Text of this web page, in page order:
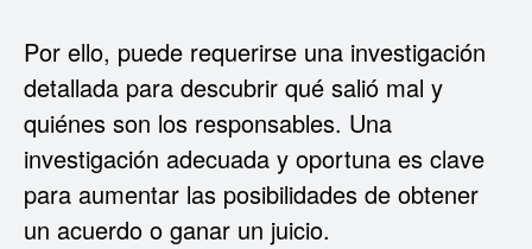
Por ello, puede requerirse una investigación
detallada para descubrir qué salió mal y
quiénes son los responsables. Una
investigación adecuada y oportuna es clave
para aumentar las posibilidades de obtener
un acuerdo o ganar un juicio.